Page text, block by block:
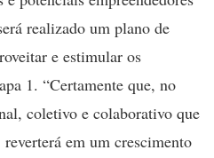
realizado um plano de
e estimular os
1. “Certamente que, no
coletivo e colaborativo que
em um crescimento